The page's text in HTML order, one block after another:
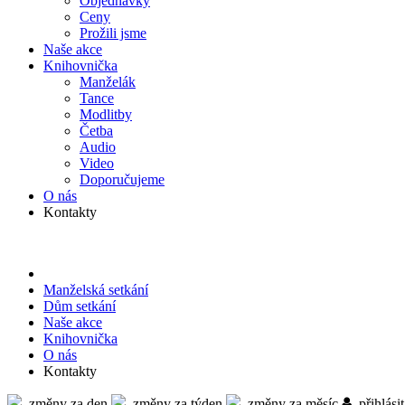
Ceny
Prožili jsme
Naše akce
Knihov­nička
Manželák
Tance
Modlitby
Četba
Audio
Video
Doporu­čujeme
O nás
Kontakty
Manželská setkání
Dům setkání
Naše akce
Knihov­nička
O nás
Kontakty